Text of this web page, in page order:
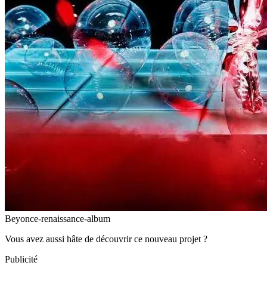
Beyonce-renaissance-album
Vous avez aussi hâte de découvrir ce nouveau projet ?
Publicité